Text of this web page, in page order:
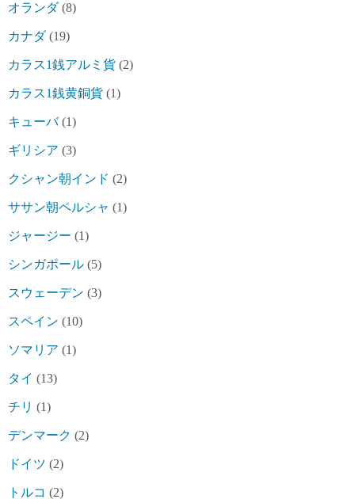
オランダ(8)
カナダ(19)
カラス1銭アルミ貨 (2)
カラス1銭黄銅貨 (1)
キューバ(1)
ギリシア (3)
クシャン朝インド (2)
ササン朝ペルシャ (1)
ジャージー (1)
シンガポール (5)
スウェーデン (3)
スペイン (10)
ソマリア (1)
タイ (13)
チリ (1)
デンマーク (2)
ドイツ (2)
トルコ (2)